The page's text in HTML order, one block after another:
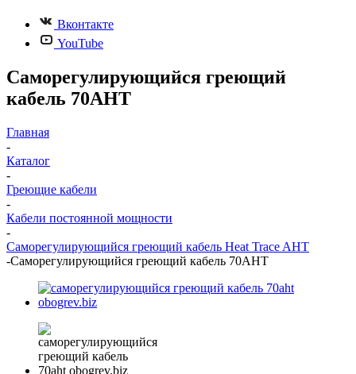
Вконтакте
YouTube
Саморегулирующийся греющий
кабель 70AHT
Главная
-
Каталог
-
Греющие кабели
-
Кабели постоянной мощности
-
Саморегулирующийся греющий кабель Heat Trace AHT
-Саморегулирующийся греющий кабель 70AHT